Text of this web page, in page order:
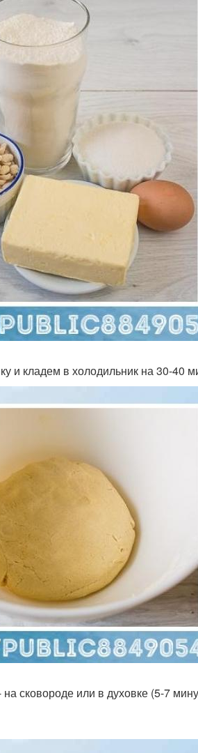
и кладем в холодильник на 30-40
сковороде или в духовке (5-7